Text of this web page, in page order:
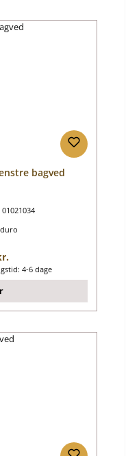
bagved
01021034
pris:
4-6 dage